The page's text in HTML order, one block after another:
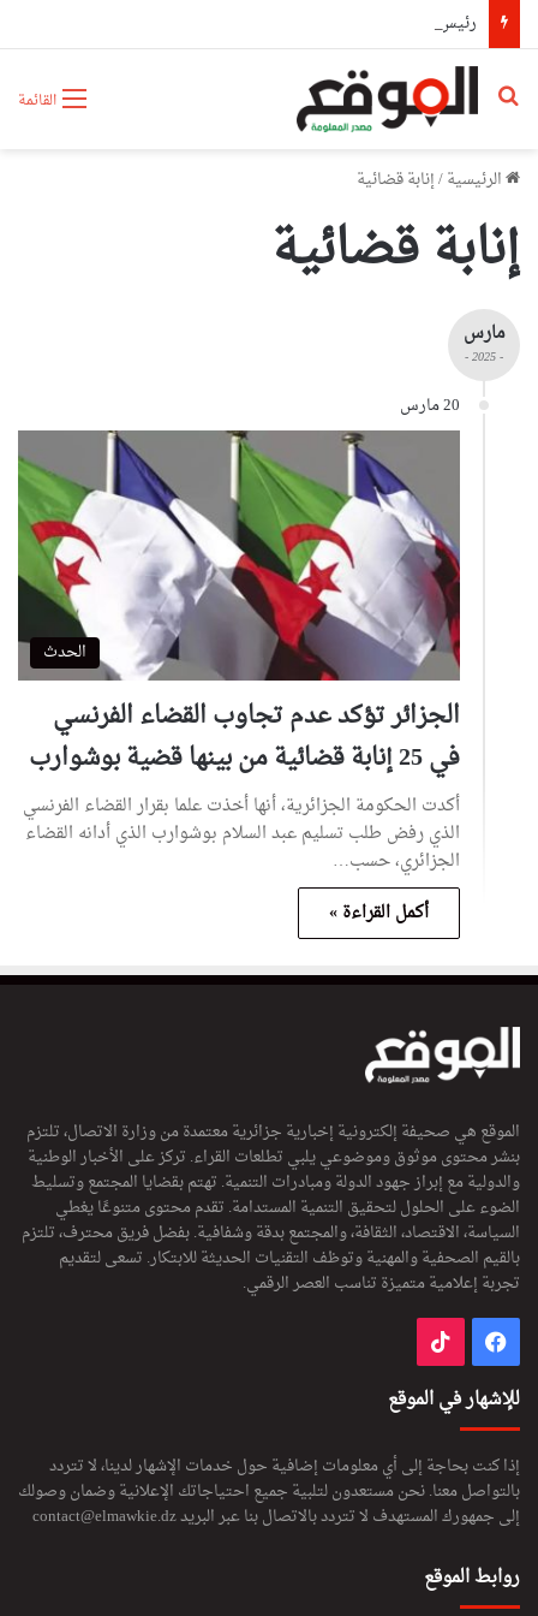
القائمة بحث عن
الرئيسية/إنابة قضائية
إنابة قضائية
مارس
- 2025 -
20 مارس
الحدث
الجزائر تؤكد عدم تجاوب القضاء الفرنسي
في 25 إنابة قضائية من بينها قضية بوشوارب
أكدت الحكومة الجزائرية، أنها أخذت علما بقرار القضاء الفرنسي
الذي رفض طلب تسليم عبد السلام بوشوارب الذي أدانه القضاء
الجزائري، حسب…
أكمل القراءة »
الموقع هي صحيفة إلكترونية إخبارية جزائرية معتمدة من وزارة الاتصال، تلتزم
بنشر محتوى موثوق وموضوعي يلبي تطلعات القراء. تركز على الأخبار الوطنية
والدولية مع إبراز جهود الدولة ومبادرات التنمية. تهتم بقضايا المجتمع وتسليط
الضوء على الحلول لتحقيق التنمية المستدامة. تقدم محتوى متنوعًا يغطي
السياسة، الاقتصاد، الثقافة، والمجتمع بدقة وشفافية. بفضل فريق محترف، تلتزم
بالقيم الصحفية والمهنية وتوظف التقنيات الحديثة للابتكار. تسعى لتقديم
تجربة إعلامية متميزة تناسب العصر الرقمي.
فيسبوك
للإشهار في الموقع
إذا كنت بحاجة إلى أي معلومات إضافية حول خدمات الإشهار لدينا، لا تتردد
بالتواصل معنا. نحن مستعدون لتلبية جميع احتياجاتك الإعلانية وضمان وصولك
إلى جمهورك المستهدف لا تتردد بالاتصال بنا عبر البريدcontact@elmawkie.dz
روابط الموقع